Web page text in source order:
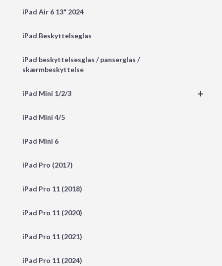
iPad Air 6 13" 2024
iPad Beskyttelseglas
iPad beskyttelsesglas / panserglas /
skærmbeskyttelse
+
iPad Mini 1/2/3
iPad Mini 4/5
iPad Mini 6
iPad Pro (2017)
iPad Pro 11 (2018)
iPad Pro 11 (2020)
iPad Pro 11 (2021)
iPad Pro 11 (2024)